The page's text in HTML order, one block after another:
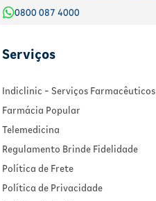
0800 087 4000
Serviços
Indiclinic - Serviços Farmacêuticos
Farmácia Popular
Telemedicina
Regulamento Brinde Fidelidade
Política de Frete
Política de Privacidade